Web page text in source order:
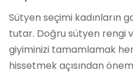
Sütyen seçimi kadınların
tutar. Doğru sütyen rengi
giyiminizi tamamlamak
hissetmek açısından